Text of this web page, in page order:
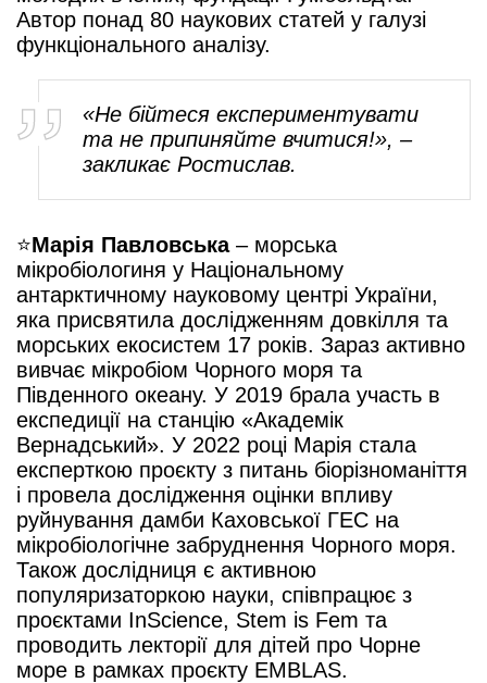
Автор понад 80 наукових статей у галузі
функціонального аналізу.
«Не бійтеся експериментувати
та не припиняйте вчитися!», –
закликає Ростислав.
⭐️Марія Павловська– морська
мікробіологиня у Національному
антарктичному науковому центрі України,
яка присвятила дослідженням довкілля та
морських екосистем 17 років. Зараз активно
вивчає мікробіом Чорного моря та
Південного океану. У 2019 брала участь в
експедиції на станцію «Академік
Вернадський». У 2022 році Марія стала
експерткою проєкту з питань біорізноманіття
і провела дослідження оцінки впливу
руйнування дамби Каховської ГЕС на
мікробіологічне забруднення Чорного моря.
Також дослідниця є активною
популяризаторкою науки, співпрацює з
проєктами InScience, Stem is Fem та
проводить лекторії для дітей про Чорне
море в рамках проєкту EMBLAS.